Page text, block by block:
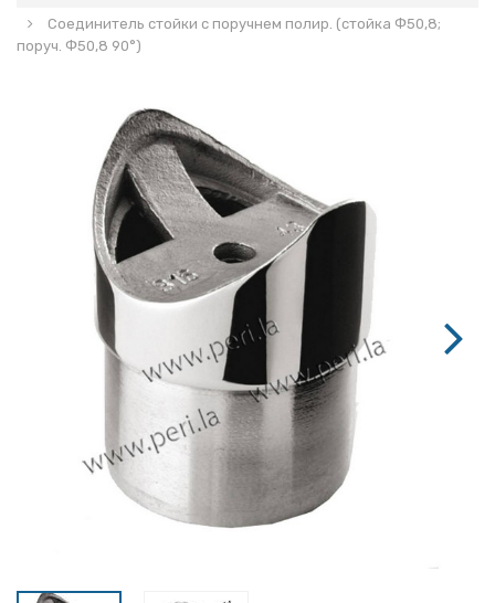
Соединитель стойки с поручнем полир. (стойка Ф50,8;
поруч. Ф50,8 90°)